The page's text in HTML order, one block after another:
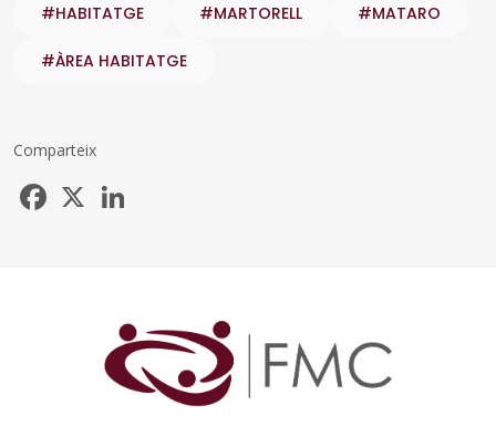
#HABITATGE #MARTORELL #MATARO
#ÀREA HABITATGE
Comparteix
Facebook